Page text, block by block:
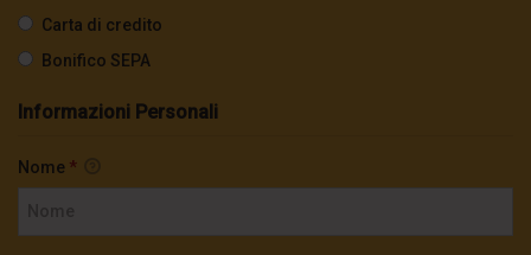
Carta di credito
Bonifico SEPA
Informazioni Personali
Nome *